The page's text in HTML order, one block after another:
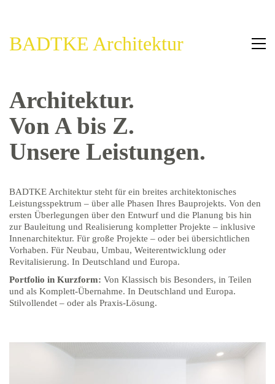
BADTKE Architektur
Architektur.
Von A bis Z.
Unsere Leistungen.
BADTKE Architektur steht für ein breites architektonisches
Leistungsspektrum – über alle Phasen Ihres Bauprojekts. Von den
ersten Überlegungen über den Entwurf und die Planung bis hin
zur Bauleitung und Realisierung kompletter Projekte – inklusive
Innenarchitektur. Für große Projekte – oder bei übersichtlichen
Vorhaben. Für Neubau, Umbau, Weiterentwicklung oder
Revitalisierung. In Deutschland und Europa.
Portfolio in Kurzform: Von Klassisch bis Besonders, in Teilen
und als Komplett-Übernahme. In Deutschland und Europa.
Stilvollendet – oder als Praxis-Lösung.